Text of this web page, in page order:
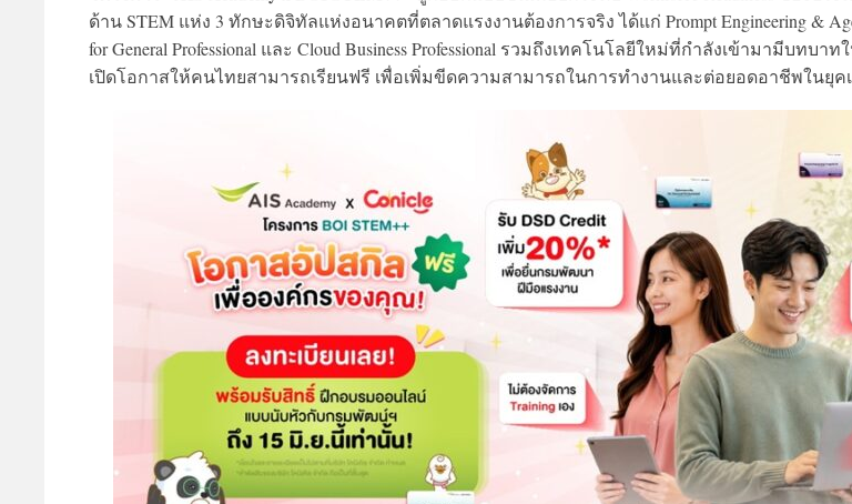
ด้าน STEM แห่ง 3 ทักษะดิจิทัลแห่งอนาคตที่ตลาดแรงงานต้องการจริง ได้แก่ Prompt Engineering &
for General Professional และ Cloud Business Professional รวมถึงเทคโนโลยีใหม่ที่กำลังเข้ามามีบทบ
เปิดโอกาสให้คนไทยสามารถเรียนฟรี เพื่อเพิ่มขีดความสามารถในการทำงานและต่อยอดอาชีพในยุค